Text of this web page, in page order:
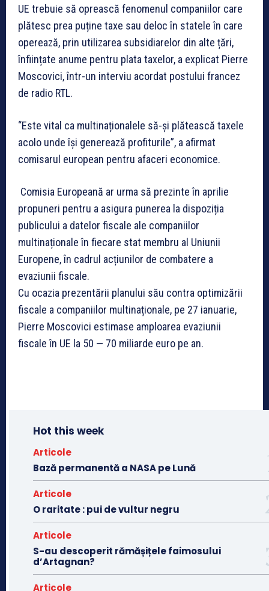
UE trebuie să oprească fenomenul companiilor care
plătesc prea puține taxe sau deloc în statele în care
operează, prin utilizarea subsidiarelor din alte țări,
înființate anume pentru plata taxelor, a explicat Pierre
Moscovici, într-un interviu acordat postului francez
de radio RTL.
“Este vital ca multinaționalele să-și plătească taxele
acolo unde își generează profiturile”, a afirmat
comisarul european pentru afaceri economice.
Comisia Europeană ar urma să prezinte în aprilie
propuneri pentru a asigura punerea la dispoziția
publicului a datelor fiscale ale companiilor
multinaționale în fiecare stat membru al Uniunii
Europene, în cadrul acțiunilor de combatere a
evaziunii fiscale.
Cu ocazia prezentării planului său contra optimizării
fiscale a companiilor multinaționale, pe 27 ianuarie,
Pierre Moscovici estimase amploarea evaziunii
fiscale în UE la 50 — 70 miliarde euro pe an.
Hot this week
Articole
Bază permanentă a NASA pe Lună
Articole
O raritate : pui de vultur negru
Articole
S-au descoperit rămășițele faimosului
d’Artagnan?
Articole